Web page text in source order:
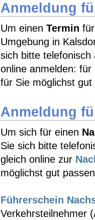
Anmeldung
Um einen Termin
Umgebung in
sich bitte
online anmelden:
für Sie möglichst
Anmeldung
Um sich für einen
Sie sich bitte
gleich online zur
möglichst gut
Führerschein
Verkehrsteilnehmer